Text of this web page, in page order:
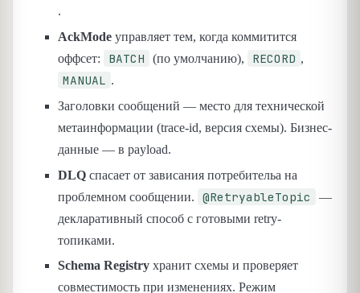
.
AckMode управляет тем, когда коммитится
оффсет:
BATCH (по умолчанию), RECORD ,
MANUAL .
Заголовки сообщений — место для технической
метаинформации (trace-id, версия схемы). Бизнес-
данные — в payload.
DLQ спасает от зависания потребительа на
проблемном сообщении.
@RetryableTopic
—
декларативный способ с готовыми retry-
топиками.
Schema Registry хранит схемы и проверяет
совместимость при изменениях. Режим